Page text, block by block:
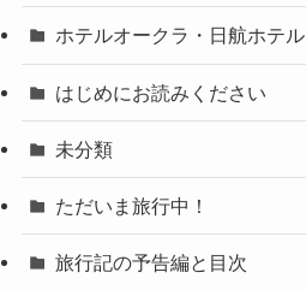
ホテルオークラ・日航ホテル
はじめにお読みください
未分類
ただいま旅行中！
旅行記の予告編と目次